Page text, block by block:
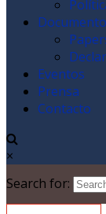
Eventos
Prensa
Contacto
×
Search for: